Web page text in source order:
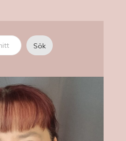
Sök